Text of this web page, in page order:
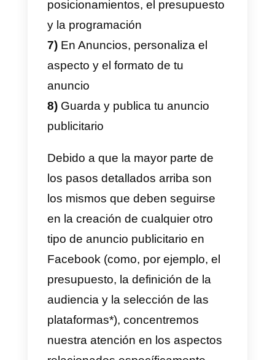
Facebook que lleve a un
usuario a chatear con la
página en Messenger?
He aquí en resumen cuáles son
anuncio que lleva al inicio de un
chat en Messenger:
1) Accede a Gestión de
en Facebook Business Manager
2)Crea una nueva campaña
haciendo clic en el botón verde
“Crea”
Selecciona “Mensajes” como